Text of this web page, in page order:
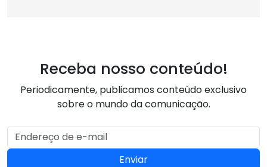
Receba nosso conteúdo!
Periodicamente, publicamos conteúdo exclusivo
sobre o mundo da comunicação.
Enviar